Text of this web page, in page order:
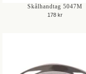
Skålhandtag 5047M
178 kr